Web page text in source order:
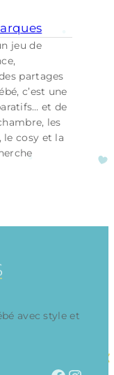
jeu de
partages
c’est une
et de
les
le cosy et la
avec style et